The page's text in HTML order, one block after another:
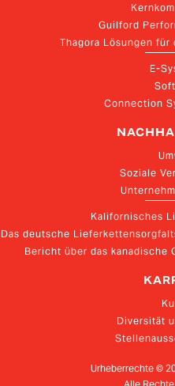
Guilford
Thagora Lösungen
E-
Connection
Soziale
Kalifornisches
Das deutsche
Bericht über das kanadische
Diversität
Urheberrechte ©